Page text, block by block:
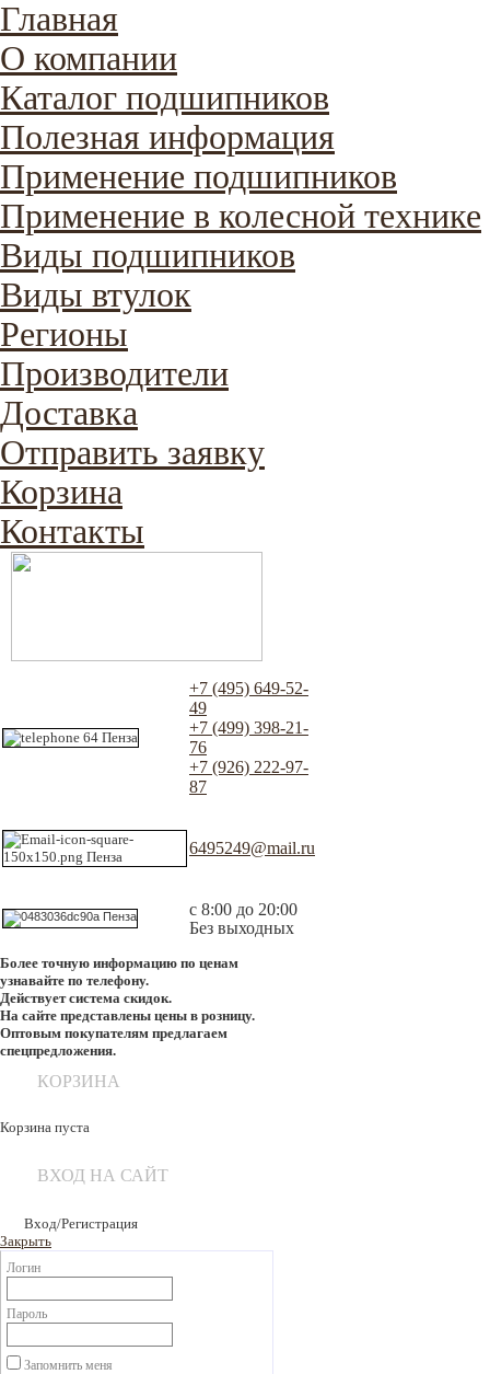
Главная
О компании
Каталог подшипников
Полезная информация
Применение подшипников
Применение в колесной технике
Виды подшипников
Виды втулок
Регионы
Производители
Доставка
Отправить заявку
Корзина
Контакты
+7 (495) 649-52-
49
+7 (499) 398-21-
76
+7 (926) 222-97-
87
6495249@mail.ru
с 8:00 до 20:00
Без выходных
Более точную информацию по ценам
узнавайте по телефону.
Действует система скидок.
На сайте представлены цены в розницу.
Оптовым покупателям предлагаем
спецпредложения.
КОРЗИНА
Корзина пуста
ВХОД НА САЙТ
Вход/Регистрация
Закрыть
Логин
Пароль
Запомнить меня